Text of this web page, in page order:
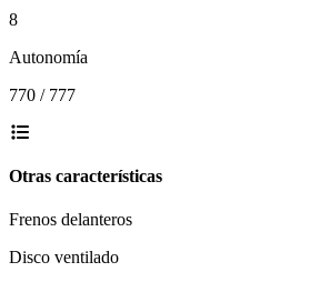
8
Autonomía
770 / 777
Otras características
Frenos delanteros
Disco ventilado